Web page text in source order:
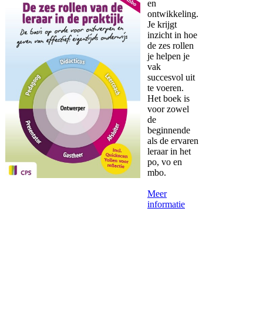
en
ontwikkeling.
Je krijgt
inzicht in hoe
de zes rollen
je helpen je
vak
succesvol uit
te voeren.
Het boek is
voor zowel
de
beginnende
als de ervaren
leraar in het
po, vo en
mbo.
Meer
informatie